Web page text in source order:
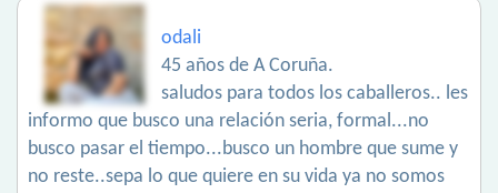
odali
45 años de A Coruña.
saludos para todos los caballeros.. les
informo que busco una relación seria, formal...no
busco pasar el tiempo...busco un hombre que sume y
no reste..sepa lo que quiere en su vida ya no somos